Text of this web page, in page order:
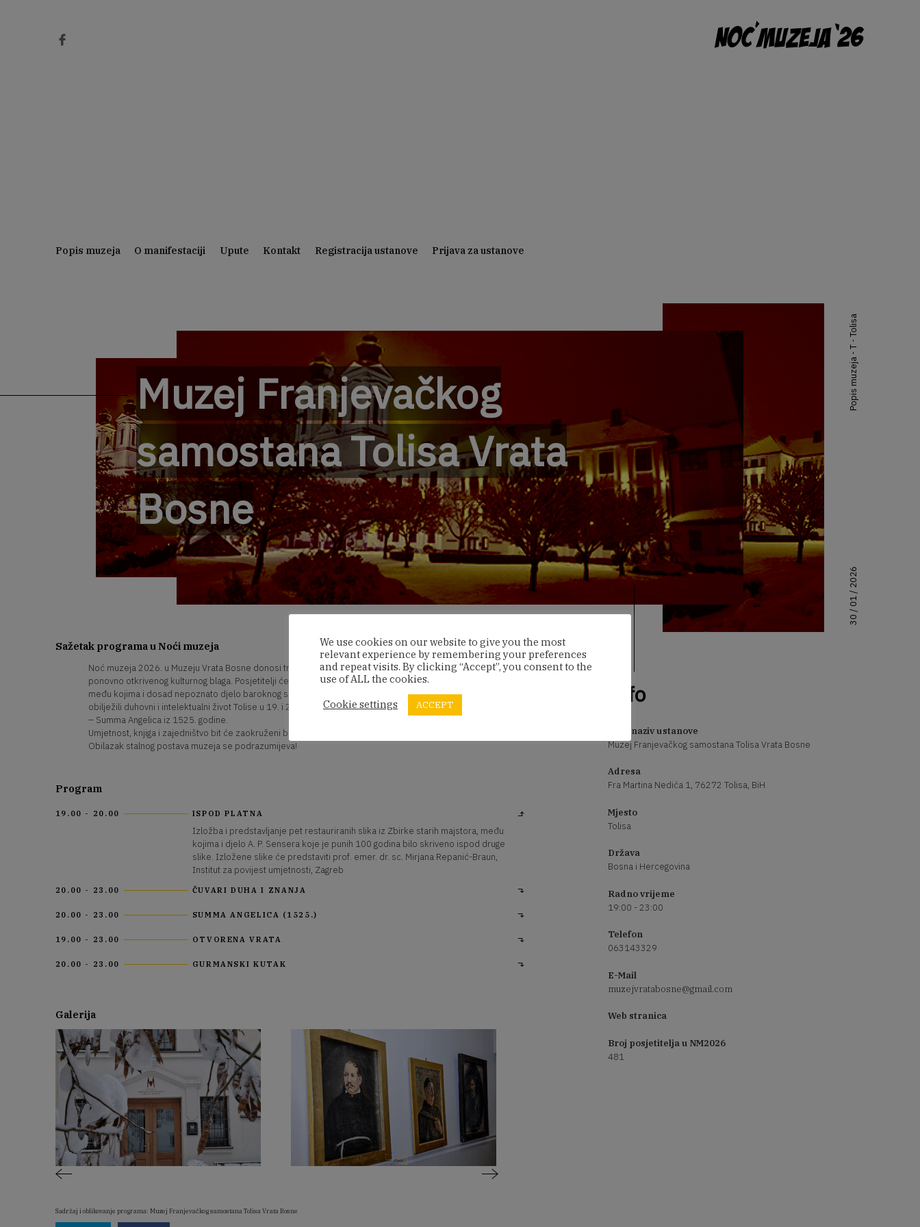
Popis muzeja O manifestaciji Upute Kontakt Registracija ustanove Prijava za ustanove
Muzej Franjevačkog
samostana Tolisa Vrata
Bosne
30 / 01 / 2026
Popis muzeja - T - Tolisa
Sažetak programa u Noći muzeja
Noć muzeja 2026. u Muzeju Vrata Bosne donosi tri izložbe koje povezuje tema skrivenog, očuvanog i
ponovno otkrivenog kulturnog blaga. Posjetitelji će moći vidjeti restaurirane slike iz Zbirke starih majstora,
među kojima i dosad nepoznato djelo baroknog slikara A. P. Sensera, upoznati portrete franjevaca koji su
obilježili duhovni i intelektualni život Tolise u 19. i 20. stoljeću te zaviriti u najstariju knjigu muzejske knjižnice
– Summa Angelica iz 1525. godine.
Umjetnost, knjiga i zajedništvo bit će zaokruženi besplatnom gurmanskom ponudom ispred muzeja.
Obilazak stalnog postava muzeja se podrazumijeva!
Program
19.00 - 20.00 ISPOD PLATNA
Izložba i predstavljanje pet restauriranih slika iz Zbirke starih majstora, među
kojima i djelo A. P. Sensera koje je punih 100 godina bilo skriveno ispod druge
slike. Izložene slike će predstaviti prof. emer. dr. sc. Mirjana Repanić-Braun,
Institut za povijest umjetnosti, Zagreb
20.00 - 23.00 ČUVARI DUHA I ZNANJA
20.00 - 23.00 SUMMA ANGELICA (1525.)
19.00 - 23.00 OTVORENA VRATA
20.00 - 23.00 GURMANSKI KUTAK
Galerija
Sadržaj i oblikovanje programa: Muzej Franjevačkog samostana Tolisa Vrata Bosne
Info
Puni naziv ustanove
Muzej Franjevačkog samostana Tolisa Vrata Bosne
Adresa
Fra Martina Nedića 1, 76272 Tolisa, BiH
Mjesto
Tolisa
Država
Bosna i Hercegovina
Radno vrijeme
19:00 - 23:00
Telefon
063143329
E-Mail
muzejvratabosne@gmail.com
Web stranica
Broj posjetitelja u NM2026
481
We use cookies on our website to give you the most
relevant experience by remembering your preferences
and repeat visits. By clicking “Accept”, you consent to the
use of ALL the cookies.
Cookie settings
ACCEPT